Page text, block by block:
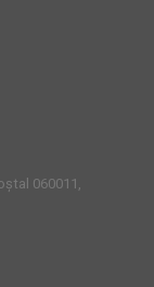
060011,